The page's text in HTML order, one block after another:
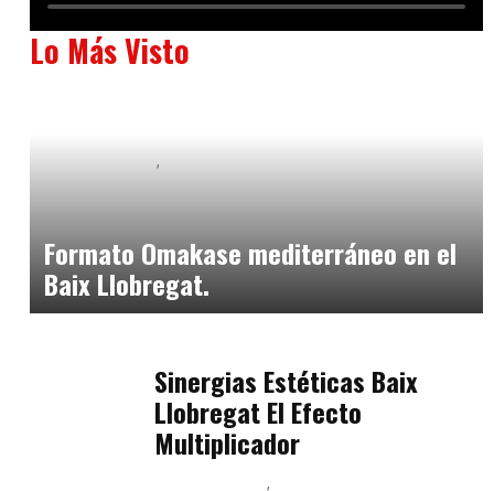
Lo Más Visto
Formato Omakase mediterráneo en el
Baix Llobregat.
Sinergias Estéticas Baix
Llobregat El Efecto
Multiplicador